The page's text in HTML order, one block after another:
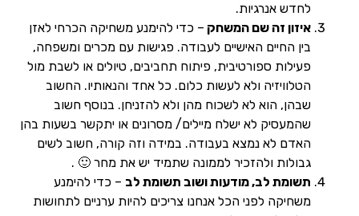
לחדש אנרגיות.
איזון זה שם המשחק – כדי להימנע משחיקה הכרחי לאזן
בין החיים האישיים לעבודה. פגישות עם מכרים ומשפחה,
פעילות ספורטיבית, פיתוח תחביבים, טיולים או לשבת מול
הטלוויזיה ולא לעשות כלום. כל אחד והנאותיו. החשוב
שבהן, הוא לא לשכוח מהן ולא להזניחן. בנוסף חשוב
שהמעסיק לא ישלח מיילים/ מסרונים או יתקשר בשעות בהן
האדם לא נמצא בעבודה. במידה וזה קורה, חשוב לשים
גבולות ולהזכיר לממונה שתמיד יש את מחר 🙂 .
תשומת לב, מודעות ושוב תשומת לב – כדי להימנע
משחיקה לפני הכל אנחנו צריכים להיות ערניים לתחושות